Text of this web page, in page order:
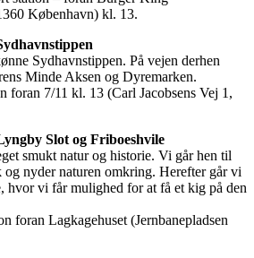
København) kl. 13.
Sydhavnstippen. På vejen derhen
Minde Aksen og Dyremarken.
foran 7/11 kl. 13 (Carl Jacobsens Vej 1,
Slot og Friboeshvile
smukt natur og historie. Vi går hen til
nyder naturen omkring. Herefter går vi
hvor vi får mulighed for at få et kig på den
foran Lagkagehuset (Jernbanepladsen